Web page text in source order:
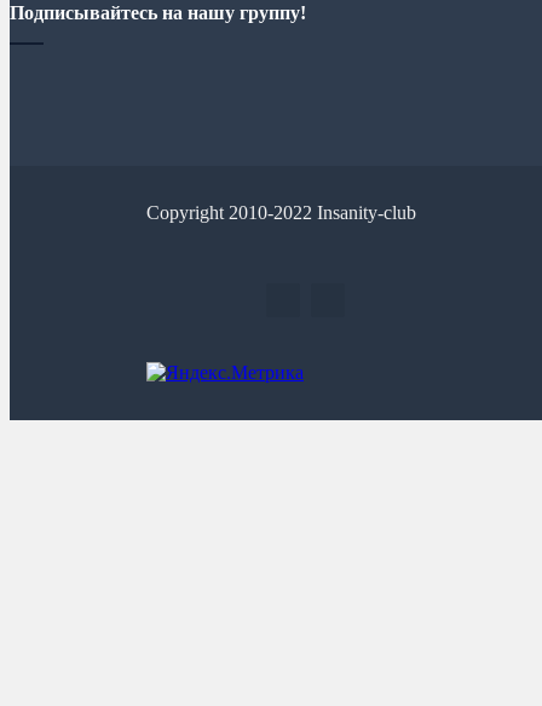
Подписывайтесь на нашу группу!
Copyright 2010-2022 Insanity-club